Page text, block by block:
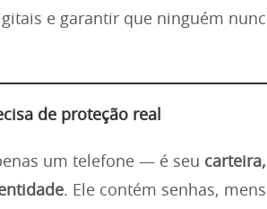
e garantir que ninguém
de proteção real
um telefone — é seu
. Ele contém senhas,